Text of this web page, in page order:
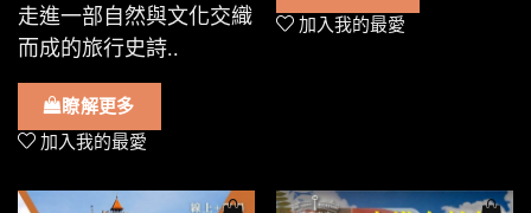
走進一部自然與文化交織
而成的旅行史詩..
瞭解更多
加入我的最愛
加入我的最愛